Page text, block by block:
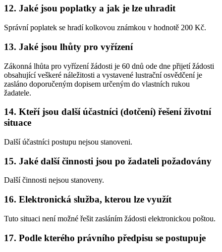
12. Jaké jsou poplatky a jak je lze uhradit
Správní poplatek se hradí kolkovou známkou v hodnotě 200 Kč.
13. Jaké jsou lhůty pro vyřízení
Zákonná lhůta pro vyřízení žádosti je 60 dnů ode dne přijetí žádosti
obsahující veškeré náležitosti a vystavené lustrační osvědčení je
zasláno doporučeným dopisem určeným do vlastních rukou
žadatele.
14. Kteří jsou další účastníci (dotčení) řešení životní
situace
Další účastníci postupu nejsou stanoveni.
15. Jaké další činnosti jsou po žadateli požadovány
Další činnosti nejsou stanoveny.
16. Elektronická služba, kterou lze využít
Tuto situaci není možné řešit zasláním žádosti elektronickou poštou.
17. Podle kterého právního předpisu se postupuje